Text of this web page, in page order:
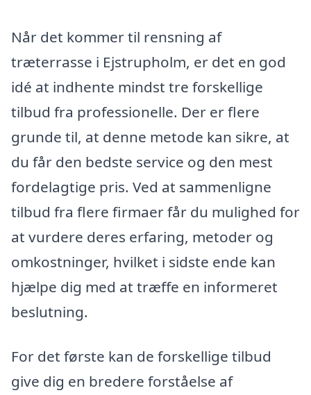
Når det kommer til rensning af
træterrasse i Ejstrupholm, er det en god
idé at indhente mindst tre forskellige
tilbud fra professionelle. Der er flere
grunde til, at denne metode kan sikre, at
du får den bedste service og den mest
fordelagtige pris. Ved at sammenligne
tilbud fra flere firmaer får du mulighed for
at vurdere deres erfaring, metoder og
omkostninger, hvilket i sidste ende kan
hjælpe dig med at træffe en informeret
beslutning.
For det første kan de forskellige tilbud
give dig en bredere forståelse af